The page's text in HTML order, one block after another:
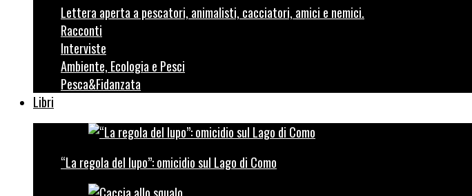
Lettera aperta a pescatori, animalisti, cacciatori, amici e nemici.
Racconti
Interviste
Ambiente, Ecologia e Pesci
Pesca&Fidanzata
Libri
“La regola del lupo”: omicidio sul Lago di Como